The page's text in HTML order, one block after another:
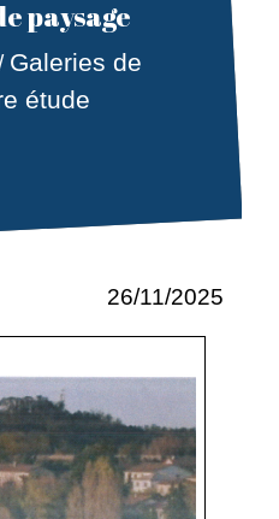
paysage
Galeries de
étude
26/11/2025